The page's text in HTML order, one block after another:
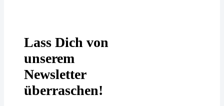
Lass Dich von
unserem
Newsletter
überraschen!